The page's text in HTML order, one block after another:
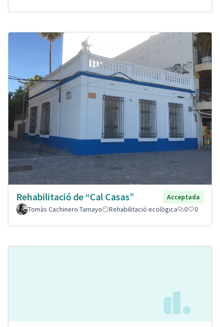
Rehabilitació de “Cal Casas”
Acceptada
Tomàs Cachinero Tamayo
Rehabilitació ecològica 0 0